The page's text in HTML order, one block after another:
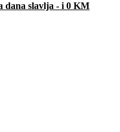
dana slavlja - i 0 KM